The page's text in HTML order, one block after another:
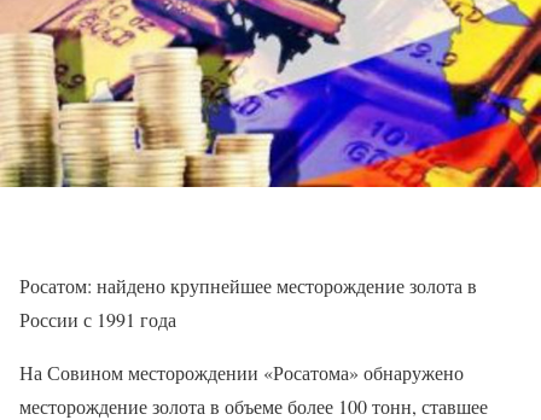
Росатом: найдено крупнейшее месторождение золота в
России с 1991 года
На Совином месторождении «Росатома» обнаружено
месторождение золота в объеме более 100 тонн, ставшее